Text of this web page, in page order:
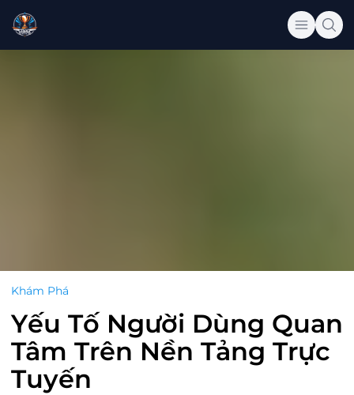
Khám Phá
Yếu Tố Người Dùng Quan
Tâm Trên Nền Tảng Trực
Tuyến